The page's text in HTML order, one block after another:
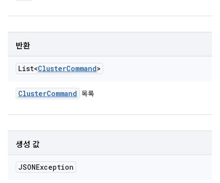
반환
List<ClusterCommand>
ClusterCommand 목록
생성 값
JSONException